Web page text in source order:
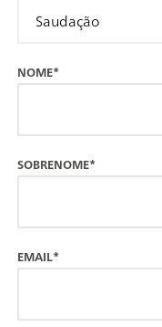
Saudação
NOME*
SOBRENOME*
EMAIL*